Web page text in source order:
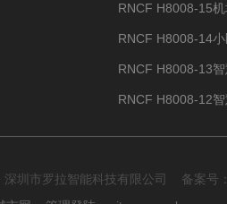
深圳市罗拉智能科技有限公司 备案号：